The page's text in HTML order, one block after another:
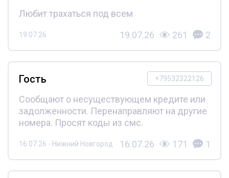
Любит трахаться под всем
19.07.26 19.07.26 261 2
+79532322126
Гость
Сообщают о несуществующем кредите или
задолженности. Перенаправляют на другие
номера. Просят коды из смс.
16.07.26 - Нижний Новгород 16.07.26 171 1